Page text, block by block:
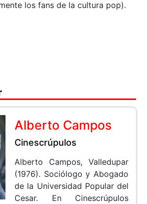
los fans de la cultura pop).
Alberto Campos
Cinescrúpulos
Alberto Campos, Valledupar
(1976). Sociólogo y Abogado
de la Universidad Popular del
Cesar. En Cinescrúpulos